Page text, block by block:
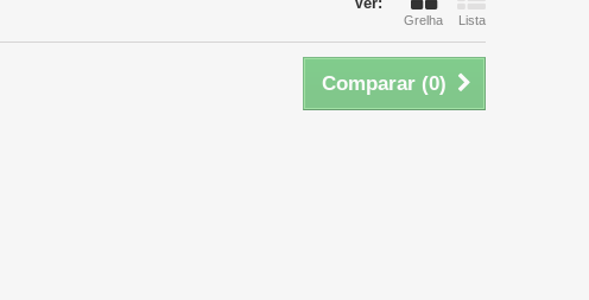
Grelha Lista
Comparar (0)